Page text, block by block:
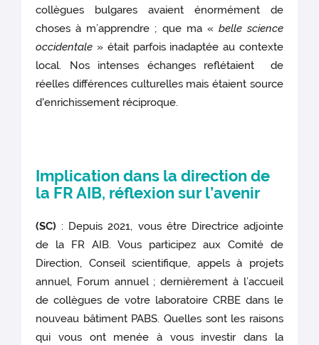
collègues bulgares avaient énormément de
choses à m’apprendre ; que ma « belle science
occidentale » était parfois inadaptée au contexte
local. Nos intenses échanges reflétaient de
réelles différences culturelles mais étaient source
d'enrichissement réciproque.
Implication dans la direction de
la FR AIB, réflexion sur l’avenir
(SC) : Depuis 2021, vous être Directrice adjointe
de la FR AIB. Vous participez aux Comité de
Direction, Conseil scientifique, appels à projets
annuel, Forum annuel ; dernièrement à l’accueil
de collègues de votre laboratoire CRBE dans le
nouveau bâtiment PABS. Quelles sont les raisons
qui vous ont menée à vous investir dans la